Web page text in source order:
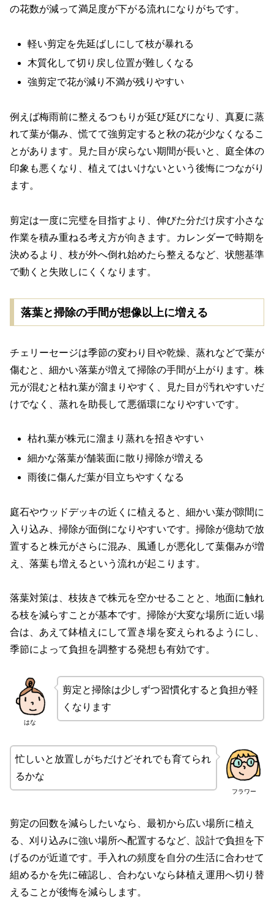
の花数が減って満足度が下がる流れになりがちです。
軽い剪定を先延ばしにして枝が暴れる
木質化して切り戻し位置が難しくなる
強剪定で花が減り不満が残りやすい
例えば梅雨前に整えるつもりが延び延びになり、真夏に蒸
れて葉が傷み、慌てて強剪定すると秋の花が少なくなるこ
とがあります。見た目が戻らない期間が長いと、庭全体の
印象も悪くなり、植えてはいけないという後悔につながり
ます。
剪定は一度に完璧を目指すより、伸びた分だけ戻す小さな
作業を積み重ねる考え方が向きます。カレンダーで時期を
決めるより、枝が外へ倒れ始めたら整えるなど、状態基準
で動くと失敗しにくくなります。
落葉と掃除の手間が想像以上に増える
チェリーセージは季節の変わり目や乾燥、蒸れなどで葉が
傷むと、細かい落葉が増えて掃除の手間が上がります。株
元が混むと枯れ葉が溜まりやすく、見た目が汚れやすいだ
けでなく、蒸れを助長して悪循環になりやすいです。
枯れ葉が株元に溜まり蒸れを招きやすい
細かな落葉が舗装面に散り掃除が増える
雨後に傷んだ葉が目立ちやすくなる
庭石やウッドデッキの近くに植えると、細かい葉が隙間に
入り込み、掃除が面倒になりやすいです。掃除が億劫で放
置すると株元がさらに混み、風通しが悪化して葉傷みが増
え、落葉も増えるという流れが起こります。
落葉対策は、枝抜きで株元を空かせることと、地面に触れ
る枝を減らすことが基本です。掃除が大変な場所に近い場
合は、あえて鉢植えにして置き場を変えられるようにし、
季節によって負担を調整する発想も有効です。
はな
剪定と掃除は少しずつ習慣化すると負担が軽
くなります
フラワー
忙しいと放置しがちだけどそれでも育てられ
るかな
剪定の回数を減らしたいなら、最初から広い場所に植え
る、刈り込みに強い場所へ配置するなど、設計で負担を下
げるのが近道です。手入れの頻度を自分の生活に合わせて
組めるかを先に確認し、合わないなら鉢植え運用へ切り替
えることが後悔を減らします。